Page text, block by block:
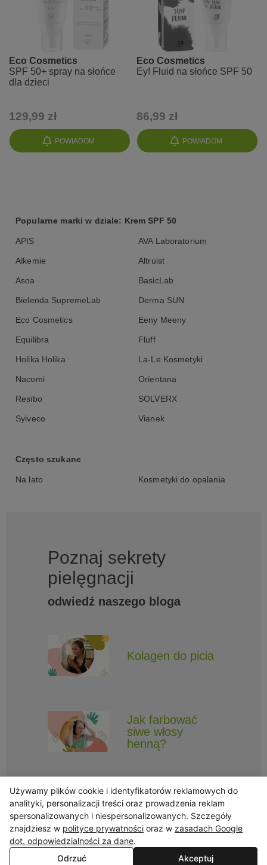
POWIADOM
Eco Cosmetics
SPF 50+ spray na słońce
dla dzieci
129,99 zł
POWIADOM
Eco Cosmetics
Ey! Fluid na słońce SPF 50
86,99 zł
Popularne marki w dziale: Krem SPF 50
APIS AVA Laboratorium
Alkemie Altruist
Asoa BasicLab
Bielenda SupremeLab Derma SUN
Eco Cosmetics Eeny Meeny
Equilibra Fluff
Holika Holika La-Le Kosmetyki
Nacomi Orientana
Resibo SOLVERX
Sylveco Vianek
Często szukane
Na lato Kosmetyki do opalania
Poznaj sekrety
pielęgnacji
odwiedź naszego bloga
Kolagen do picia
Jak farbować
siwe włosy
henną?
Obserwuj Triny, by nie ominęły Cię najlepsze promocje i informacje
o nowościach.
Używamy plików cookie i identyfikatorów reklamowych do
analityki, personalizacji treści oraz prowadzenia reklam
spersonalizowanych i niespersonalizowanych. Szczegóły
znajdziesz w polityce prywatności oraz w zasadach Google
dot. odpowiedzialności za dane.
Odrzuć
Akceptuj